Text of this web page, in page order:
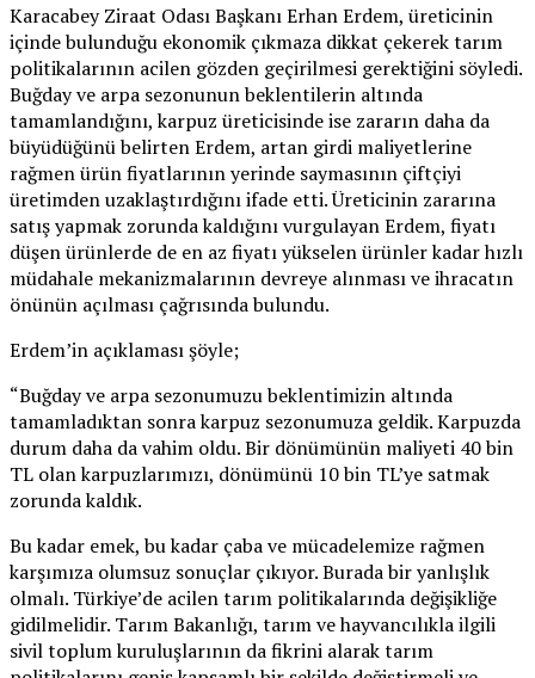
Karacabey Ziraat Odası Başkanı Erhan Erdem, üreticinin
içinde bulunduğu ekonomik çıkmaza dikkat çekerek tarım
politikalarının acilen gözden geçirilmesi gerektiğini söyledi.
Buğday ve arpa sezonunun beklentilerin altında
tamamlandığını, karpuz üreticisinde ise zararın daha da
büyüdüğünü belirten Erdem, artan girdi maliyetlerine
rağmen ürün fiyatlarının yerinde saymasının çiftçiyi
üretimden uzaklaştırdığını ifade etti. Üreticinin zararına
satış yapmak zorunda kaldığını vurgulayan Erdem, fiyatı
düşen ürünlerde de en az fiyatı yükselen ürünler kadar hızlı
müdahale mekanizmalarının devreye alınması ve ihracatın
önünün açılması çağrısında bulundu.
Erdem’in açıklaması şöyle;
“Buğday ve arpa sezonumuzu beklentimizin altında
tamamladıktan sonra karpuz sezonumuza geldik. Karpuzda
durum daha da vahim oldu. Bir dönümünün maliyeti 40 bin
TL olan karpuzlarımızı, dönümünü 10 bin TL’ye satmak
zorunda kaldık.
Bu kadar emek, bu kadar çaba ve mücadelemize rağmen
karşımıza olumsuz sonuçlar çıkıyor. Burada bir yanlışlık
olmalı. Türkiye’de acilen tarım politikalarında değişikliğe
gidilmelidir. Tarım Bakanlığı, tarım ve hayvancılıkla ilgili
sivil toplum kuruluşlarının da fikrini alarak tarım